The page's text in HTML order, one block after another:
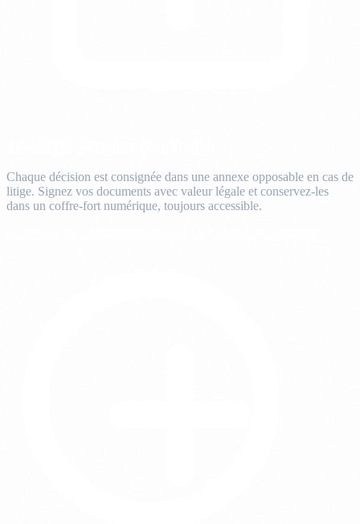
Chaque décision est consignée dans une annexe opposable en cas de
litige. Signez vos documents avec valeur légale et conservez-les
dans un coffre-fort numérique, toujours accessible.